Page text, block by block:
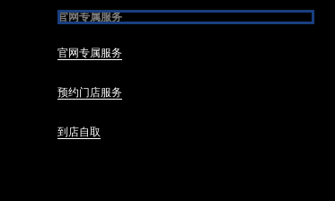
官网专属服务
官网专属服务
预约门店服务
到店自取